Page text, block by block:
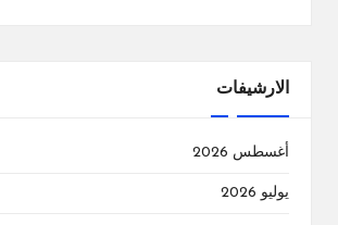
الارشيفات
أغسطس 2026
يوليو 2026